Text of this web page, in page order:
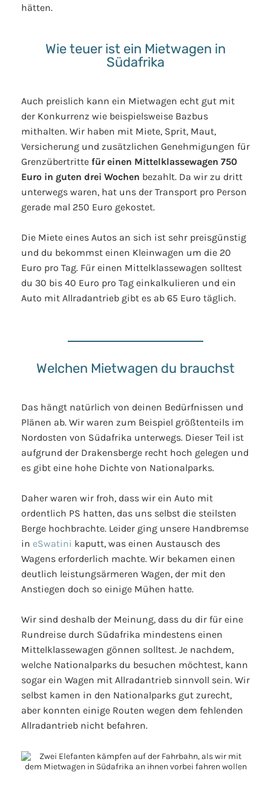
hätten.
Wie teuer ist ein Mietwagen in
Südafrika
Auch preislich kann ein Mietwagen echt gut mit
der Konkurrenz wie beispielsweise Bazbus
mithalten. Wir haben mit Miete, Sprit, Maut,
Versicherung und zusätzlichen Genehmigungen für
Grenzübertritte für einen Mittelklassewagen 750
Euro in guten drei Wochen bezahlt. Da wir zu dritt
unterwegs waren, hat uns der Transport pro Person
gerade mal 250 Euro gekostet.
Die Miete eines Autos an sich ist sehr preisgünstig
und du bekommst einen Kleinwagen um die 20
Euro pro Tag. Für einen Mittelklassewagen solltest
du 30 bis 40 Euro pro Tag einkalkulieren und ein
Auto mit Allradantrieb gibt es ab 65 Euro täglich.
Welchen Mietwagen du brauchst
Das hängt natürlich von deinen Bedürfnissen und
Plänen ab. Wir waren zum Beispiel größtenteils im
Nordosten von Südafrika unterwegs. Dieser Teil ist
aufgrund der Drakensberge recht hoch gelegen und
es gibt eine hohe Dichte von Nationalparks.
Daher waren wir froh, dass wir ein Auto mit
ordentlich PS hatten, das uns selbst die steilsten
Berge hochbrachte. Leider ging unsere Handbremse
in eSwatini kaputt, was einen Austausch des
Wagens erforderlich machte. Wir bekamen einen
deutlich leistungsärmeren Wagen, der mit den
Anstiegen doch so einige Mühen hatte.
Wir sind deshalb der Meinung, dass du dir für eine
Rundreise durch Südafrika mindestens einen
Mittelklassewagen gönnen solltest. Je nachdem,
welche Nationalparks du besuchen möchtest, kann
sogar ein Wagen mit Allradantrieb sinnvoll sein. Wir
selbst kamen in den Nationalparks gut zurecht,
aber konnten einige Routen wegen dem fehlenden
Allradantrieb nicht befahren.